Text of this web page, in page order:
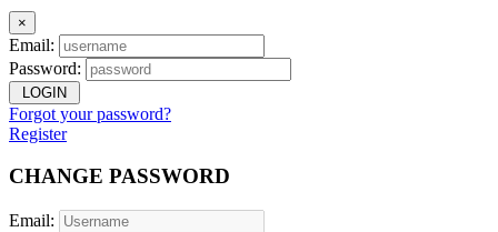
×
Email:
Password:
LOGIN
Forgot your password?
Register
CHANGE PASSWORD
Email: